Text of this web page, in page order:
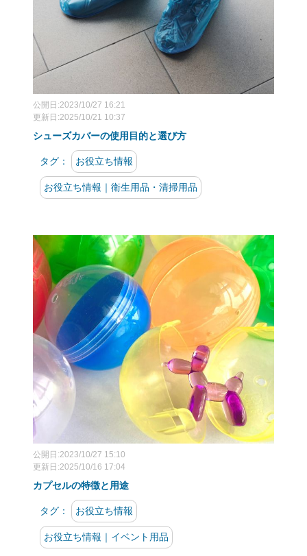
公開日:2023/10/27 16:21
更新日:2025/10/21 10:37
シューズカバーの使用目的と選び方
タグ： お役立ち情報
お役立ち情報｜衛生用品・清掃用品
公開日:2023/10/27 15:10
更新日:2025/10/16 17:04
カプセルの特徴と用途
タグ： お役立ち情報
お役立ち情報｜イベント用品